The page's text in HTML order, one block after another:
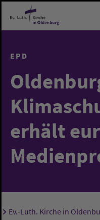
Zum Hauptinhalt
EPD
erhält
Sie sind hier:
Ev.-Luth. Kirche in